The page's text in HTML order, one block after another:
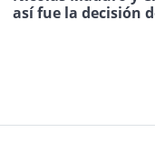
así fue la decisión